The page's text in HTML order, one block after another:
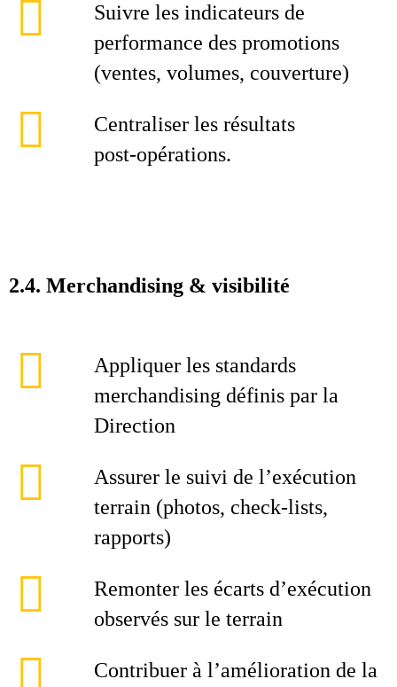
Suivre les indicateurs de
performance des promotions
(ventes, volumes, couverture)
Centraliser les résultats
post‑opérations.
2.4. Merchandising & visibilité
Appliquer les standards
merchandising définis par la
Direction
Assurer le suivi de l’exécution
terrain (photos, check-lists,
rapports)
Remonter les écarts d’exécution
observés sur le terrain
Contribuer à l’amélioration de la